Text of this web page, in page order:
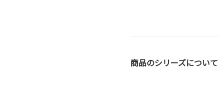
商品のシリーズについて